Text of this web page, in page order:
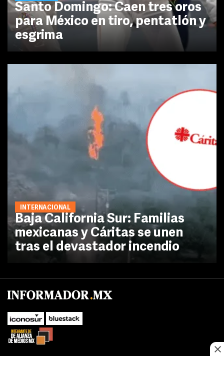
Santo Domingo: Caen tres oros
para México en tiro, pentatlón y
esgrima
INTERNACIONAL
Baja California Sur: Familias
mexicanas y Cáritas se unen
tras el devastador incendio